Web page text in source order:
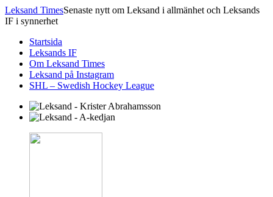
Leksand TimesSenaste nytt om Leksand i allmänhet och Leksands
IF i synnerhet
Startsida
Leksands IF
Om Leksand Times
Leksand på Instagram
SHL – Swedish Hockey League